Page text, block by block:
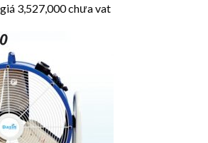
3,527,000 chưa vat